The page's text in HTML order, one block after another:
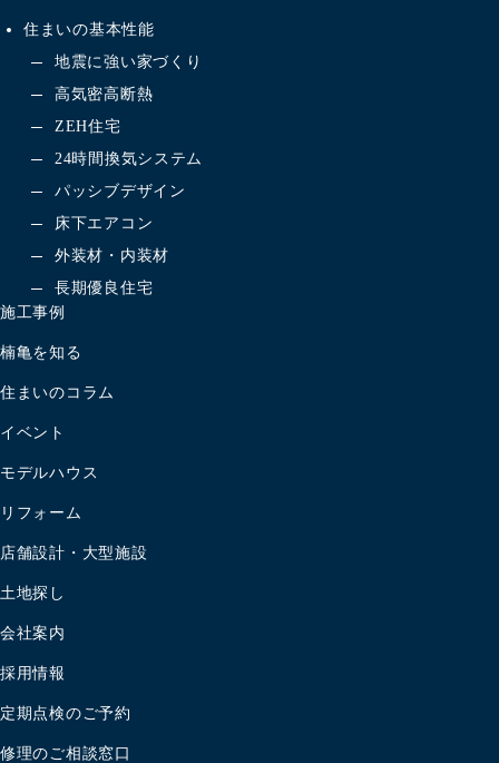
住まいの基本性能
地震に強い家づくり
高気密高断熱
ZEH住宅
24時間換気システム
パッシブデザイン
床下エアコン
外装材・内装材
長期優良住宅
施工事例
楠亀を知る
住まいのコラム
イベント
モデルハウス
リフォーム
店舗設計・大型施設
土地探し
会社案内
採用情報
定期点検のご予約
修理のご相談窓口